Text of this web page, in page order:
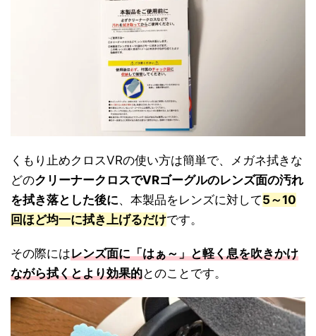
くもり止めクロスVRの使い方は簡単で、メガネ拭きな
どのクリーナークロスでVRゴーグルのレンズ面の汚れ
を拭き落とした後に、本製品をレンズに対して5～10
回ほど均一に拭き上げるだけです。
その際にはレンズ面に「はぁ～」と軽く息を吹きかけ
ながら拭くとより効果的とのことです。